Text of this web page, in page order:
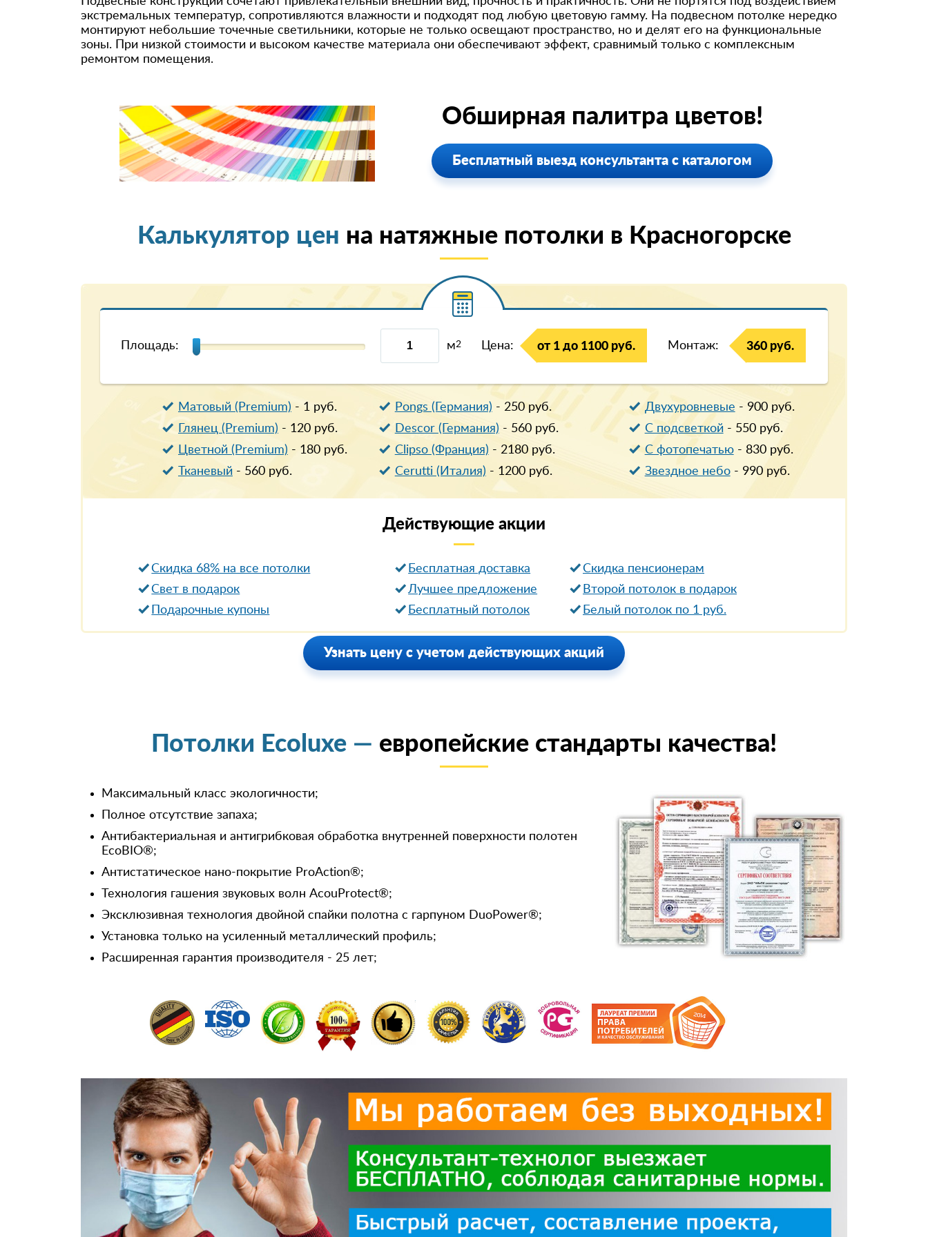
экстремальных температур, сопротивляются влажности и подходят под любую цветовую гамму. На подвесном потолке нередко
монтируют небольшие точечные светильники, которые не только освещают пространство, но и делят его на функциональные
зоны. При низкой стоимости и высоком качестве материала они обеспечивают эффект, сравнимый только с комплексным
ремонтом помещения.
Обширная палитра цветов!
Бесплатный выезд консультанта с каталогом
Калькулятор цен на натяжные потолки в Красногорске
Площадь: м2 Цена: от 1 до 1100 руб. Монтаж: 360 руб.
Матовый (Premium) - 1руб. Двухуровневые - 900руб.
Pongs (Германия) - 250руб.
Глянец (Premium) - 120руб. С подсветкой- 550руб.
Descor (Германия) - 560руб.
Цветной (Premium) - 180руб. С фотопечатью- 830руб.
Clipso (Франция) - 2180руб.
Тканевый- 560руб. Звездное небо- 990руб.
Cerutti (Италия) - 1200руб.
Действующие акции
Скидка 68% на все потолки Бесплатная доставка
Cкидка пенсионерам
Свет в подарок
Лучшее предложение
Второй потолок в подарок
Подарочные купоны
Бесплатный потолок Белый потолок по 1 руб.
Узнать цену с учетом действующих акций
Потолки Ecoluxe — европейские стандарты качества!
Максимальный класс экологичности;
Полное отсутствие запаха;
Антибактериальная и антигрибковая обработка внутренней поверхности полотен
EcoBIO®;
Антистатическое нано-покрытие ProAction®;
Технология гашения звуковых волн AcouProtect®;
Эксклюзивная технология двойной спайки полотна с гарпуном DuoPower®;
Установка только на усиленный металлический профиль;
Расширенная гарантия производителя - 25 лет;